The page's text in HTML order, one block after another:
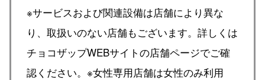
※サービスおよび関連設備は店舗により異な
り、取扱いのない店舗もございます。詳しくは
チョコザップWEBサイトの店舗ページでご確
認ください。※女性専用店舗は女性のみ利用